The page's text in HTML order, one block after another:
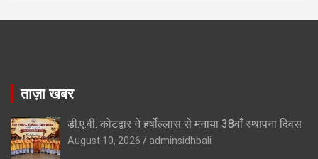
ताज़ा खबर
डी.ए.वी. कोटद्वार ने हर्षोल्लास से मनाया 38वाँ स्थापना दिवस
August 10, 2026 adminsidhbali